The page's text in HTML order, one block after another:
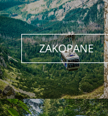
ZAKOPANE